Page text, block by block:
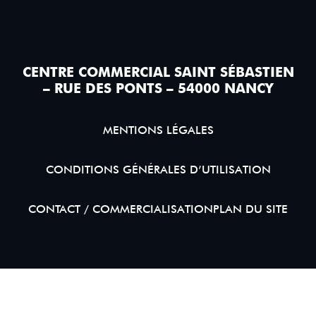
CENTRE COMMERCIAL SAINT SÉBASTIEN
– RUE DES PONTS – 54000 NANCY
MENTIONS LÉGALES
CONDITIONS GÉNÉRALES D’UTILISATION
CONTACT / COMMERCIALISATIONPLAN DU SITE